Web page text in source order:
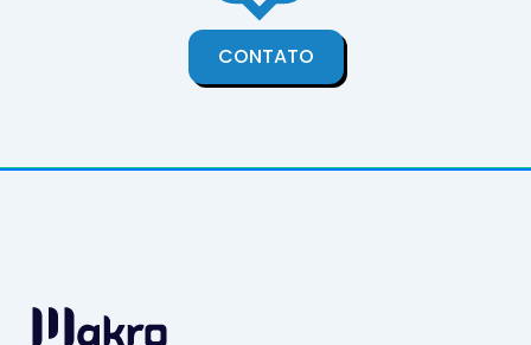
CONTATO